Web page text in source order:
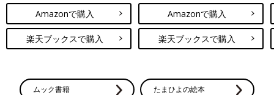
Amazonで購入
楽天ブックスで購入
Amazonで購入
楽天ブックスで購入
ムック書籍 たまひよの絵本